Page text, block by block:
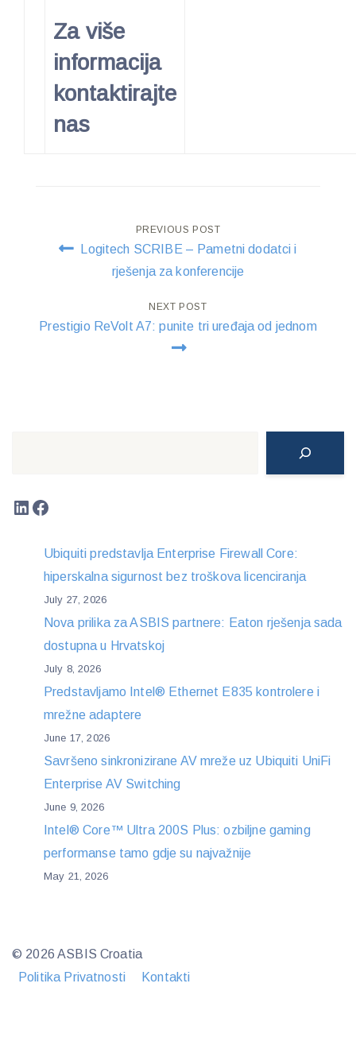
Za više
informacija
kontaktirajte
nas
Post
navigation
PREVIOUS POST
Logitech SCRIBE – Pametni dodatci i
rješenja za konferencije
NEXT POST
Prestigio ReVolt A7: punite tri uređaja od jednom
LinkedIn
Facebook
Ubiquiti predstavlja Enterprise Firewall Core:
hiperskalna sigurnost bez troškova licenciranja
July 27, 2026
Nova prilika za ASBIS partnere: Eaton rješenja sada
dostupna u Hrvatskoj
July 8, 2026
Predstavljamo Intel® Ethernet E835 kontrolere i
mrežne adaptere
June 17, 2026
Savršeno sinkronizirane AV mreže uz Ubiquiti UniFi
Enterprise AV Switching
June 9, 2026
Intel® Core™ Ultra 200S Plus: ozbiljne gaming
performanse tamo gdje su najvažnije
May 21, 2026
© 2026 ASBIS Croatia
Politika Privatnosti
Kontakti